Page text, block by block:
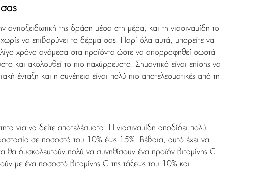
αντιοξειδωτική της δράση μέσα στη μέρα, και τη νιασιναμίδη το
να επιβαρύνει το δέρμα σας. Παρ’ όλα αυτά, μπορείτε να
λίγο χρόνο ανάμεσα στα προϊόντα ώστε να απορροφηθεί σωστά
και ακολουθεί το πιο παχύρρευστο. Σημαντικό είναι επίσης να
ένταξη και η συνέπεια είναι πολύ πιο αποτελεσματικές από τη
για να δείτε αποτελέσματα. Η νιασιναμίδη αποδίδει πολύ
σε ποσοστά του 10% έως 15%. Βέβαια, αυτό έχει να
θα δυσκολευτούν πολύ να συνηθίσουν ένα προϊόν βιταμίνης C
με ένα ποσοστό βιταμίνης C της τάξεως του 10% και